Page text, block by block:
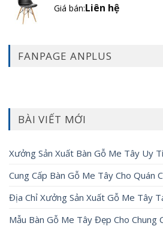
Giá bán:Liên hệ
FANPAGE ANPLUS
BÀI VIẾT MỚI
Xưởng Sản Xuất Bàn Gỗ Me Tây Uy
Cung Cấp Bàn Gỗ Me Tây Cho Quán
Địa Chỉ Xưởng Sản Xuất Gỗ Me Tây
Mẫu Bàn Gỗ Me Tây Đẹp Cho Chung